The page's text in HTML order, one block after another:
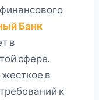
Банк
в
сфере.
в
к